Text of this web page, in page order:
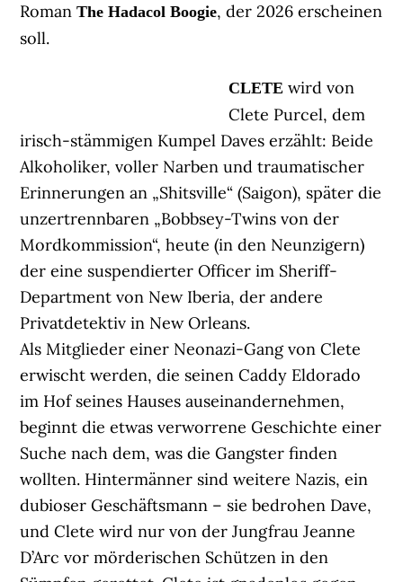
RomanThe Hadacol Boogie, der 2026 erscheinen
soll.
CLETEwird von
Clete Purcel, dem
irisch-stämmigen Kumpel Daves erzählt: Beide
Alkoholiker, voller Narben und traumatischer
Erinnerungen an „Shitsville“ (Saigon), später die
unzertrennbaren „Bobbsey-Twins von der
Mordkommission“, heute (in den Neunzigern)
der eine suspendierter Officer im Sheriff-
Department von New Iberia, der andere
Privatdetektiv in New Orleans.
Als Mitglieder einer Neonazi-Gang von Clete
erwischt werden, die seinen Caddy Eldorado
im Hof seines Hauses auseinandernehmen,
beginnt die etwas verworrene Geschichte einer
Suche nach dem, was die Gangster finden
wollten. Hintermänner sind weitere Nazis, ein
dubioser Geschäftsmann – sie bedrohen Dave,
und Clete wird nur von der Jungfrau Jeanne
D’Arc vor mörderischen Schützen in den